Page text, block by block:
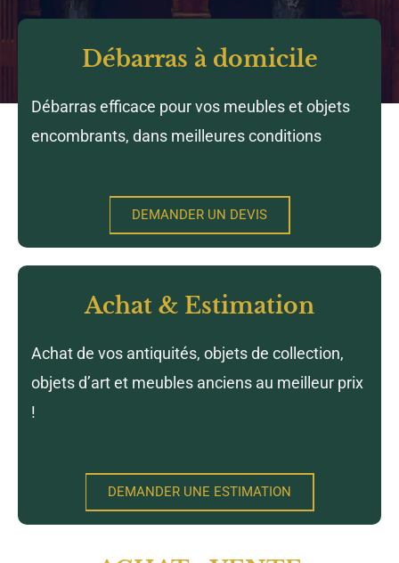
Achat & Estimation
Achat de vos antiquités, objets de collection,
objets d’art et meubles anciens au meilleur prix
!
DEMANDER UNE ESTIMATION
Débarras à domicile
Débarras efficace pour vos meubles et objets
encombrants, dans meilleures conditions
DEMANDER UN DEVIS